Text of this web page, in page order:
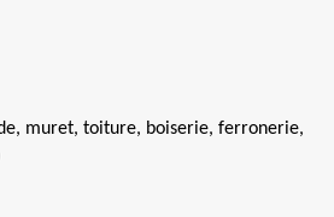
muret, toiture, boiserie, ferronerie,